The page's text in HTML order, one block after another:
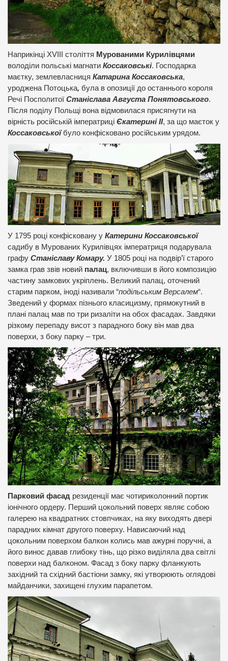
Наприкінці XVIII століття Мурованими Курилівцями
володіли польські магнати Коссаковські. Господарка
маєтку, землевласниця Катарина Коссаковська,
уроджена Потоцька, була в опозиції до останнього короля
Речі Посполитої Станіслава Августа Понятовського.
Після поділу Польщі вона відмовилася присягнути на
вірність російській імператриці Єкатерині ІІ, за що маєток у
Коссаковськоїбуло конфісковано російським урядом.
У 1795 році конфісковану у Катерини Коссаковської
садибу в Мурованих Курилівцях імператриця подарувала
графу Станіславу Комару. У 1805 році на подвір’ї старого
замка грав звів новий палац, включивши в його композицію
частину замкових укріплень. Великий палац, оточений
старим парком, іноді називали “подільським Версалем“.
Зведений у формах пізнього класицизму, прямокутний в
плані палац мав по три ризаліти на обох фасадах. Завдяки
різкому перепаду висот з парадного боку він мав два
поверхи, з боку парку – три.
Парковий фасад резиденції має чотириколонний портик
іонічного ордеру. Перший цокольний поверх являє собою
галерею на квадратних стовпчиках, на яку виходять двері
парадних кімнат другого поверху. Нависаючий над
цокольним поверхом балкон колись мав ажурні поручні, а
його винос давав глибоку тінь, що різко виділяла два світлі
поверхи над балконом. Фасад з боку парку фланкують
західний та східний бастіони замку, які утворюють оглядові
майданчики, захищені глухим парапетом.